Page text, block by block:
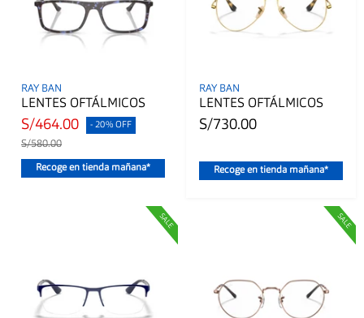
RAY BAN
LENTES OFTÁLMICOS
S/464.00 - 20% OFF
S/580.00
Recoge en tienda mañana*
RAY BAN
LENTES OFTÁLMICOS
S/730.00
Recoge en tienda mañana*